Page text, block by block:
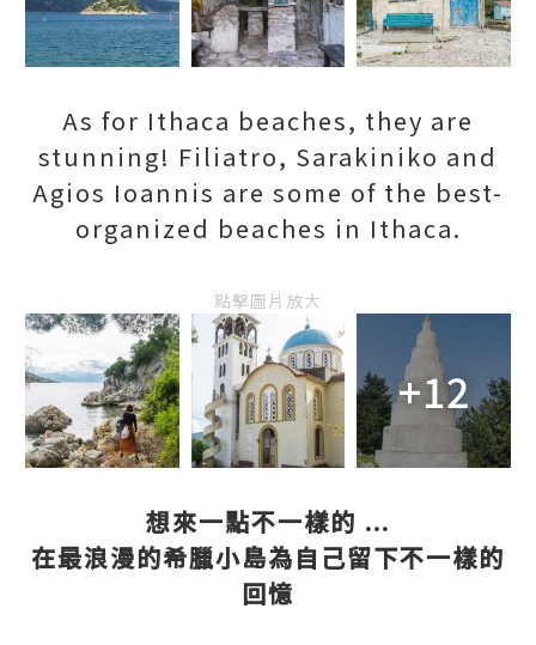
As for Ithaca beaches, they are
stunning! Filiatro, Sarakiniko and
Agios Ioannis are some of the best-
organized beaches in Ithaca.
點擊圖片放大
+12
想來一點不一樣的 ...
在最浪漫的希臘小島為自己留下不一樣的
回憶